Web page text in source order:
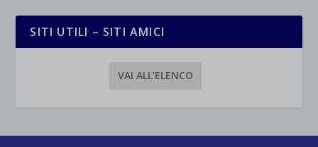
SITI UTILI – SITI AMICI
VAI ALL’ELENCO